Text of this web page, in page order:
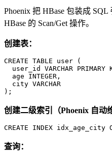
Phoenix 把 HBase 包装成
HBase 的 Scan/Get 操作。
创建表：
CREATE TABLE user (
  user_id
VARCHAR PRIMARY
  age
INTEGER ,
  city
VARCHAR
);
创建二级索引（Phoenix 自动
CREATE INDEX idx_age_city
查询：